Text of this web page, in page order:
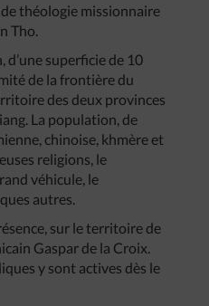
théologie missionnaire
Tho.
d’une superficie de 10
de la frontière du
des deux provinces
La population, de
chinoise, khmère et
religions, le
véhicule, le
autres.
sur le territoire de
Gaspar de la Croix.
y sont actives dès le